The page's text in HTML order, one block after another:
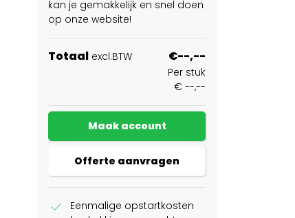
kan je gemakkelijk en snel doen
op onze website!
Totaal excl.BTW €--,--
Per stuk
€ --,--
Maak account
Offerte aanvragen
check
Eenmalige opstartkosten